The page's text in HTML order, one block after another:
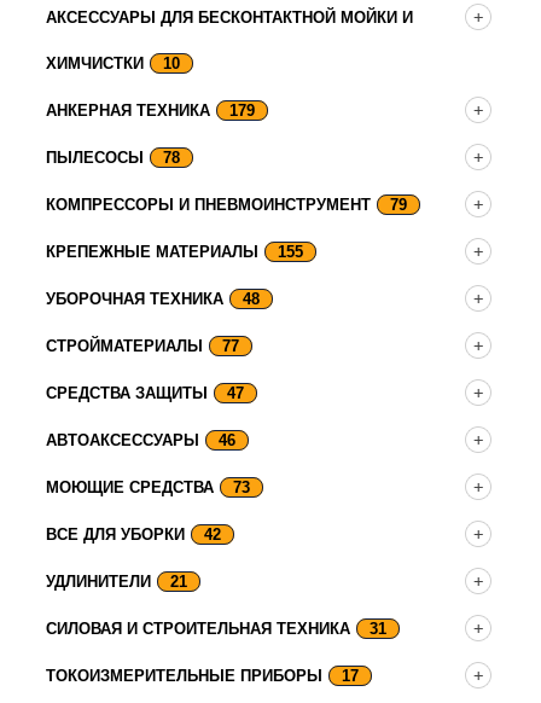
АКСЕССУАРЫ ДЛЯ БЕСКОНТАКТНОЙ МОЙКИ И
ХИМЧИСТКИ 10
АНКЕРНАЯ ТЕХНИКА 179
ПЫЛЕСОСЫ 78
КОМПРЕССОРЫ И ПНЕВМОИНСТРУМЕНТ 79
КРЕПЕЖНЫЕ МАТЕРИАЛЫ 155
УБОРОЧНАЯ ТЕХНИКА 48
СТРОЙМАТЕРИАЛЫ 77
СРЕДСТВА ЗАЩИТЫ 47
АВТОАКСЕССУАРЫ 46
МОЮЩИЕ СРЕДСТВА 73
ВСЕ ДЛЯ УБОРКИ 42
УДЛИНИТЕЛИ 21
СИЛОВАЯ И СТРОИТЕЛЬНАЯ ТЕХНИКА 31
ТОКОИЗМЕРИТЕЛЬНЫЕ ПРИБОРЫ 17